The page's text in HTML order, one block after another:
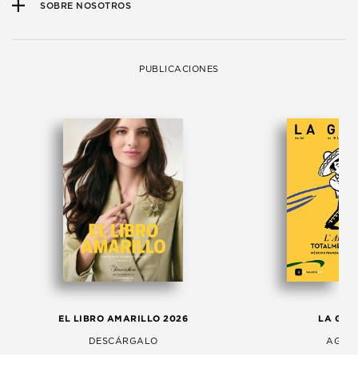
SOBRE NOSOTROS
PUBLICACIONES
EL LIBRO AMARILLO 2026
DESCÁRGALO
LA